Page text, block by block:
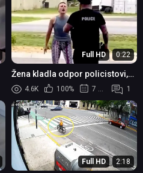
Full HD 0:22
Žena kladla odpor policistovi,
ten ji zpacifikoval taserem
4.6K 100% 7 měsíců 1
Full HD 2:18